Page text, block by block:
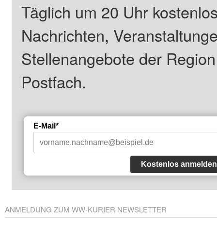
Täglich um 20 Uhr
Nachrichten,
Stellenangebote der
Postfach.
E-Mail*
Kostenlos anmelden
ANMELDUNG ZUM WW-KURIER NEWSLETTER